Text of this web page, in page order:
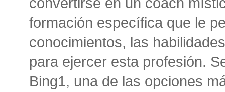
convertirse en un coach
formación específica que le
conocimientos, las
para ejercer esta profesión.
Bing1, una de las opciones